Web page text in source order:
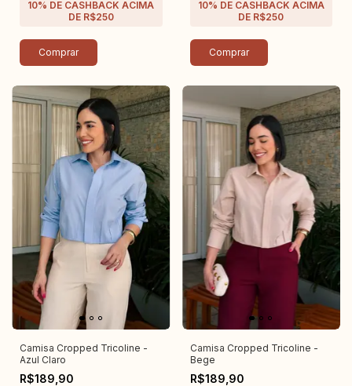
Comprar Comprar
Camisa Cropped Tricoline -
Azul Claro
R$189,90
Camisa Cropped Tricoline -
Bege
R$189,90